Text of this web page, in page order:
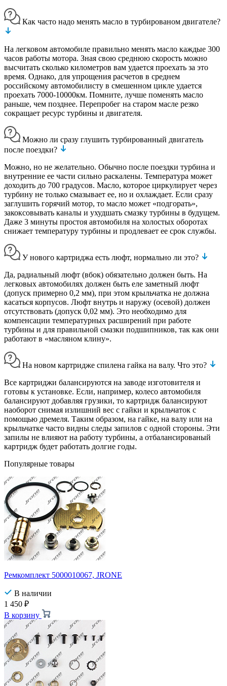
Как часто надо менять масло в турбированом двигателе?
На легковом автомобиле правильно менять масло каждые 300
часов работы мотора. Зная свою среднюю скорость можно
высчитать сколько километров вам удается проехать за это
время. Однако, для упрощения расчетов в среднем
российскому автомобилисту в смешенном цикле удается
проехать 7000-10000км. Помните, лучше поменять масло
раньше, чем позднее. Перепробег на старом масле резко
сокращает ресурс турбины и двигателя.
Можно ли сразу глушить турбированный двигатель
после поездки?
Можно, но не желательно. Обычно после поездки турбина и
внутренние ее части сильно раскалены. Температура может
доходить до 700 градусов. Масло, которое циркулирует через
турбину не только смазывает ее, но и охлаждает. Если сразу
заглушить горячий мотор, то масло может «подгорать»,
закоксовывать каналы и ухудшать смазку турбины в будущем.
Даже 3 минуты простоя автомобиля на холостых оборотах
снижает температуру турбины и продлевает ее срок службы.
У нового картриджа есть люфт, нормально ли это?
Да, радиальный люфт (вбок) обязательно должен быть. На
легковых автомобилях должен быть еле заметный люфт
(допуск примерно 0,2 мм), при этом крыльчатка не должна
касаться корпусов. Люфт внутрь и наружу (осевой) должен
отсутствовать (допуск 0,02 мм). Это необходимо для
компенсации температурных расширений при работе
турбины и для правильной смазки подшипников, так как они
работают в «масляном клину».
На новом картридже спилена гайка на валу. Что это?
Все картриджи балансируются на заводе изготовителя и
готовы к установке. Если, например, колесо автомобиля
балансируют добавляя грузики, то картридж балансируют
наоборот снимая излишний вес с гайки и крыльчаток с
помощью дремеля. Таким образом, на гайке, на валу или на
крыльчатке часто видны следы запилов с одной стороны. Эти
запилы не влияют на работу турбины, а отбалансированый
картридж будет работать долгие годы.
Популярные товары
Ремкомплект 5000010067, JRONE
В наличии
1 450 ₽
В корзину